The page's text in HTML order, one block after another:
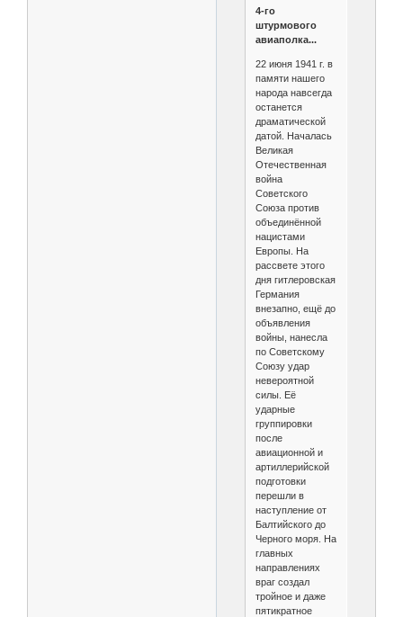
4-го
штурмового
авиаполка...
22 июня 1941 г. в
памяти нашего
народа навсегда
останется
драматической
датой. Началась
Великая
Отечественная
война
Советского
Союза против
объединённой
нацистами
Европы. На
рассвете этого
дня гитлеровская
Германия
внезапно, ещё до
объявления
войны, нанесла
по Советскому
Союзу удар
невероятной
силы. Её
ударные
группировки
после
авиационной и
артиллерийской
подготовки
перешли в
наступление от
Балтийского до
Черного моря. На
главных
направлениях
враг создал
тройное и даже
пятикратное